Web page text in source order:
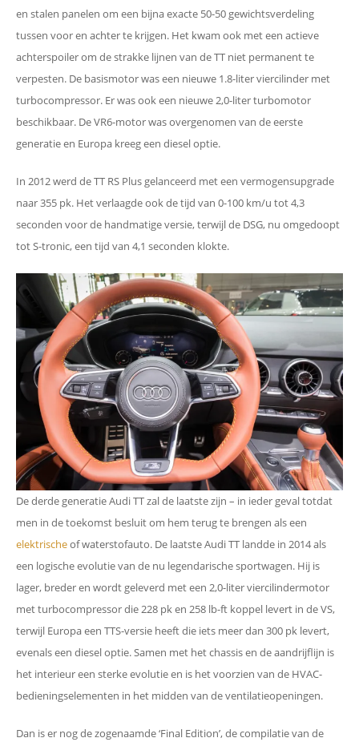
en stalen panelen om een ​​bijna exacte 50-50 gewichtsverdeling
tussen voor en achter te krijgen. Het kwam ook met een actieve
achterspoiler om de strakke lijnen van de TT niet permanent te
verpesten. De basismotor was een nieuwe 1.8-liter viercilinder met
turbocompressor. Er was ook een nieuwe 2,0-liter turbomotor
beschikbaar. De VR6-motor was overgenomen van de eerste
generatie en Europa kreeg een diesel optie.
In 2012 werd de TT RS Plus gelanceerd met een vermogensupgrade
naar 355 pk. Het verlaagde ook de tijd van 0-100 km/u tot 4,3
seconden voor de handmatige versie, terwijl de DSG, nu omgedoopt
tot S-tronic, een tijd van 4,1 seconden klokte.
De derde generatie Audi TT zal de laatste zijn – in ieder geval totdat
men in de toekomst besluit om hem terug te brengen als een
elektrischeof waterstofauto. De laatste Audi TT landde in 2014 als
een logische evolutie van de nu legendarische sportwagen. Hij is
lager, breder en wordt geleverd met een 2,0-liter viercilindermotor
met turbocompressor die 228 pk en 258 lb-ft koppel levert in de VS,
terwijl Europa een TTS-versie heeft die iets meer dan 300 pk levert,
evenals een diesel optie. Samen met het chassis en de aandrijflijn is
het interieur een sterke evolutie en is het voorzien van de HVAC-
bedieningselementen in het midden van de ventilatieopeningen.
Dan is er nog de zogenaamde ‘Final Edition’, de compilatie van de